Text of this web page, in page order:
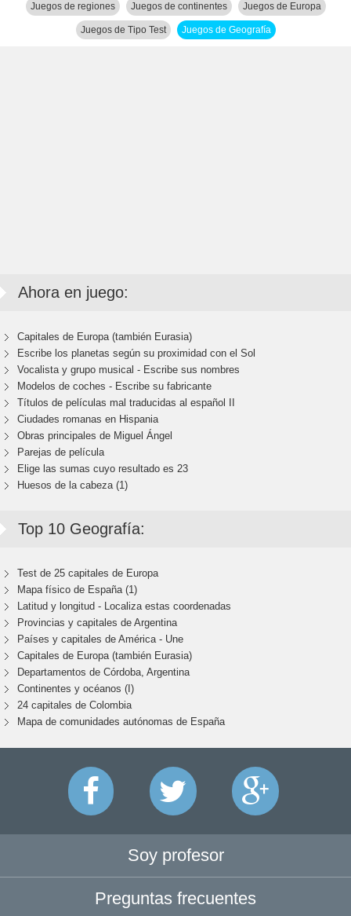
Juegos de regiones Juegos de continentes Juegos de Europa
Juegos de Tipo Test Juegos de Geografía
Ahora en juego:
Capitales de Europa (también Eurasia)
Escribe los planetas según su proximidad con el Sol
Vocalista y grupo musical - Escribe sus nombres
Modelos de coches - Escribe su fabricante
Títulos de películas mal traducidas al español II
Ciudades romanas en Hispania
Obras principales de Miguel Ángel
Parejas de película
Elige las sumas cuyo resultado es 23
Huesos de la cabeza (1)
Top 10 Geografía:
Test de 25 capitales de Europa
Mapa físico de España (1)
Latitud y longitud - Localiza estas coordenadas
Provincias y capitales de Argentina
Países y capitales de América - Une
Capitales de Europa (también Eurasia)
Departamentos de Córdoba, Argentina
Continentes y océanos (I)
24 capitales de Colombia
Mapa de comunidades autónomas de España
Soy profesor
Preguntas frecuentes